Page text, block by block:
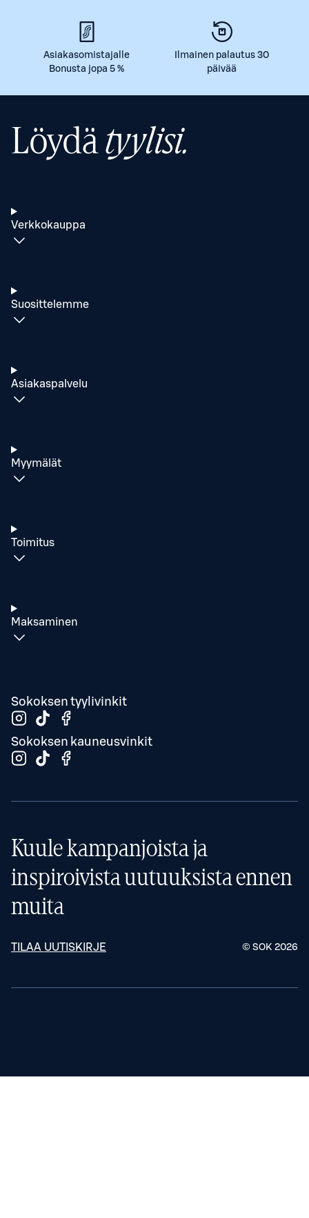
Asiakasomistajalle
Bonusta jopa 5 %
Ilmainen palautus 30
päivää
Löydä tyylisi.
Verkkokauppa
Suosittelemme
Asiakaspalvelu
Myymälät
Toimitus
Maksaminen
Sokoksen tyylivinkit
Sokoksen kauneusvinkit
Kuule kampanjoista ja
inspiroivista uutuuksista ennen
muita
TILAA UUTISKIRJE © SOK 2026